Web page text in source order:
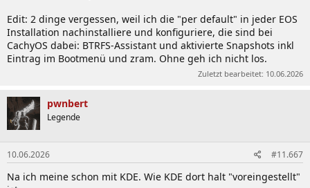
Edit: 2 dinge vergessen, weil ich die "per default" in jeder EOS
Installation nachinstalliere und konfiguriere, die sind bei
CachyOS dabei: BTRFS-Assistant und aktivierte Snapshots inkl
Eintrag im Bootmenü und zram. Ohne geh ich nicht los.
Zuletzt bearbeitet: 10.06.2026
pwnbert
Legende
10.06.2026 #11.667
Na ich meine schon mit KDE. Wie KDE dort halt "voreingestellt"